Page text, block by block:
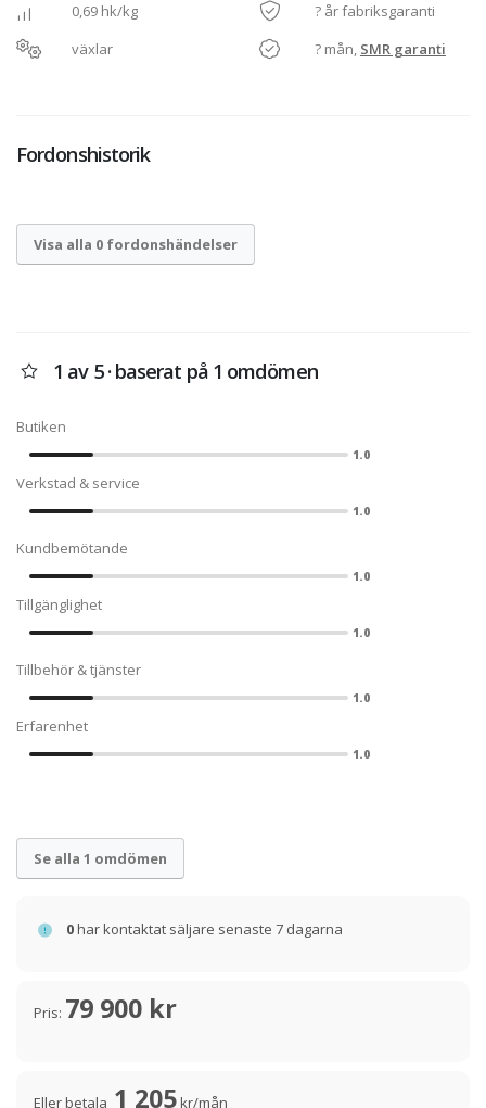
0,69 hk/kg
växlar
? år fabriksgaranti
? mån, SMR garanti
Fordonshistorik
Visa alla 0 fordonshändelser
1 av 5 · baserat på 1 omdömen
Butiken
1.0
Verkstad & service
1.0
Kundbemötande
1.0
Tillgänglighet
1.0
Tillbehör & tjänster
1.0
Erfarenhet
1.0
Se alla 1 omdömen
0har kontaktat säljare senaste 7 dagarna
Pris: 79 900 kr
Eller betala 1 205kr/mån